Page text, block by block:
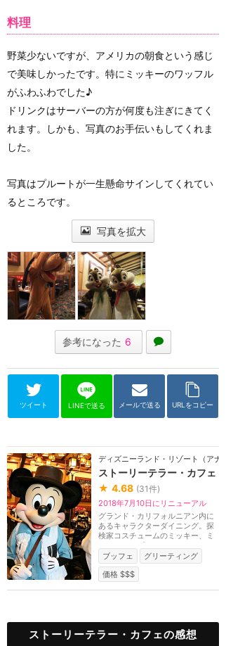
料理
野菜少ないですが、アメリカの朝食という感じ
で美味しかったです。特にミッキーのワッフル
がふわふわでした♪
ドリンクはサーバーの方が何度も注ぎにきてく
れます。しかも、写真のお手伝いもしてくれま
した。
写真はプルートが一生懸命サインしてくれてい
るところです。
写真を拡大
参考になった 6
ツイート LINEで送る メールで送る URLをコピー
ディズニーランド・リゾート（アナ
ストーリーテラー・カフェ
★ 4.68 (31件)
2018年7月10日にリニューアル
グランド・カリフォルニアン内に
あるキャラクターダイニング。探
検家コスチュームのミッキー、ミ
ニー、チップ＆デ...
ブッフェ
グリーティング
価格 $$$
ストーリーテラー・カフェの感想